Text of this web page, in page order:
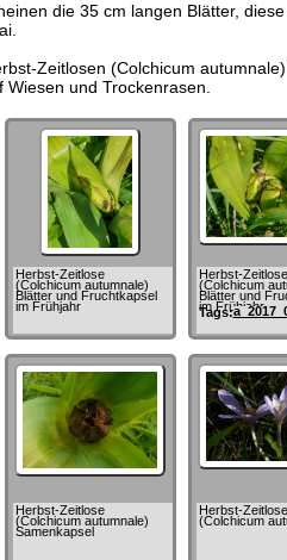
die 35 cm langen Blätter,
Zeitlosen (Colchicum
und Trockenrasen.
Herbst-Zeitlose
(Colchicum autumnale)
Blätter und Fruchtkapsel
im Frühjahr
Herbst-Zeitlose
(Colchicum
Blätter und
im Frühjahr
Tags:
Herbst-Zeitlose
(Colchicum autumnale)
Samenkapsel
Herbst-Zeitlose
(Colchicum